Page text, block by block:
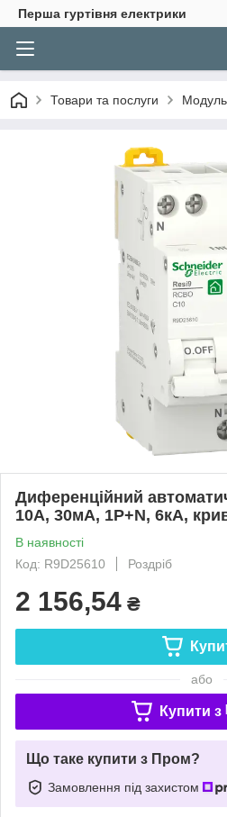
Перша гуртівня електрики
Товари та послуги
Диференційний
10А, 30мA, 1P+N, 6кA,
В наявності
Код: R9D25610
Роздріб
2 156,54 ₴
або
Купити з
Що таке купити з Пром?
Замовлення під захистом